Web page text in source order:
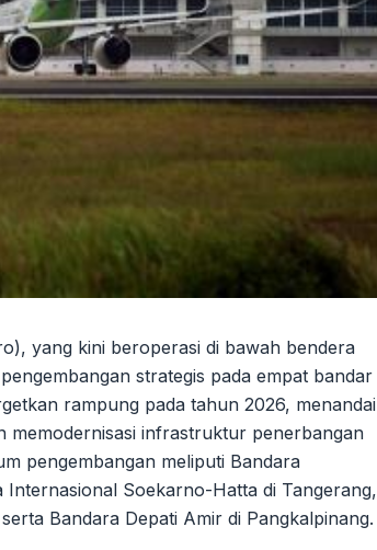
yang kini beroperasi di bawah bendera
strategis pada empat bandar
rampung pada tahun 2026, menandai
memodernisasi infrastruktur penerbangan
pengembangan meliputi Bandara
Soekarno-Hatta di Tangerang,
Bandara Depati Amir di Pangkalpinang.